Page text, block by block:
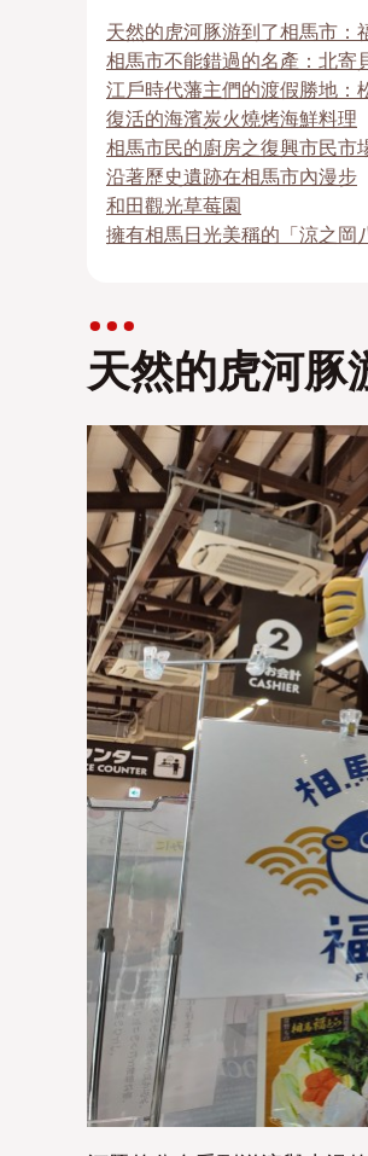
天然的虎河豚游到了相馬市：
相馬市不能錯過的名產：北寄
江戶時代藩主們的渡假勝地：
復活的海濱炭火燒烤海鮮料理
相馬市民的廚房之復興市民市
沿著歷史遺跡在相馬市內漫步
和田觀光草莓園
擁有相馬日光美稱的「涼之岡
天然的虎河豚